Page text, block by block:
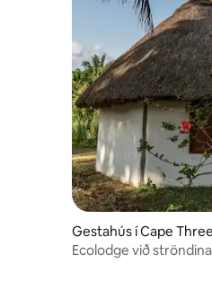
Gestahús í Cape
Ecolodge við